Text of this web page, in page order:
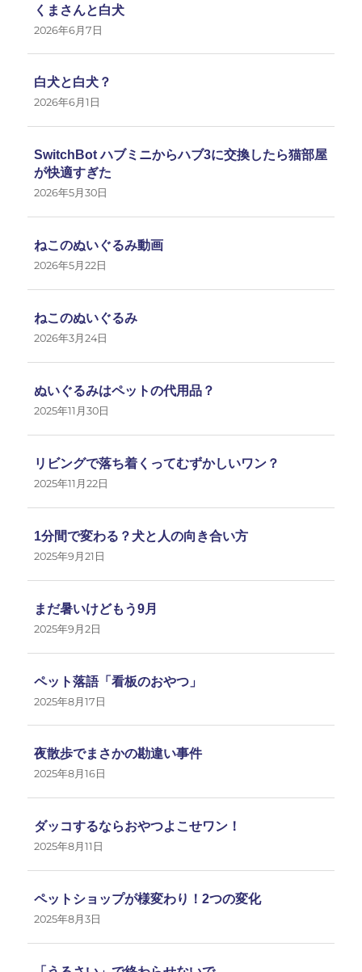
くまさんと白犬
2026年6月7日
白犬と白犬？
2026年6月1日
SwitchBot ハブミニからハブ3に交換したら猫部屋
が快適すぎた
2026年5月30日
ねこのぬいぐるみ動画
2026年5月22日
ねこのぬいぐるみ
2026年3月24日
ぬいぐるみはペットの代用品？
2025年11月30日
リビングで落ち着くってむずかしいワン？
2025年11月22日
1分間で変わる？犬と人の向き合い方
2025年9月21日
まだ暑いけどもう9月
2025年9月2日
ペット落語「看板のおやつ」
2025年8月17日
夜散歩でまさかの勘違い事件
2025年8月16日
ダッコするならおやつよこせワン！
2025年8月11日
ペットショップが様変わり！2つの変化
2025年8月3日